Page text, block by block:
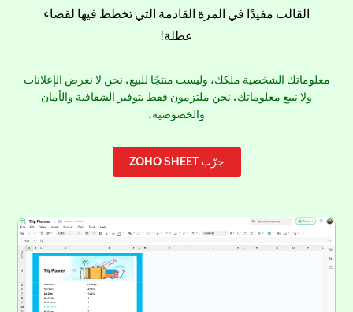
القالب مفيدًا في المرة القادمة التي تخطط فيها لقضاء
عطلة!
معلوماتك الشخصية ملكك، وليست منتجًا للبيع. نحن لا نعرض الإعلانات
ولا نبيع معلوماتك. نحن ملتزمون فقط بتوفير الشفافية والأمان
والخصوصية.
جرّب ZOHO SHEET